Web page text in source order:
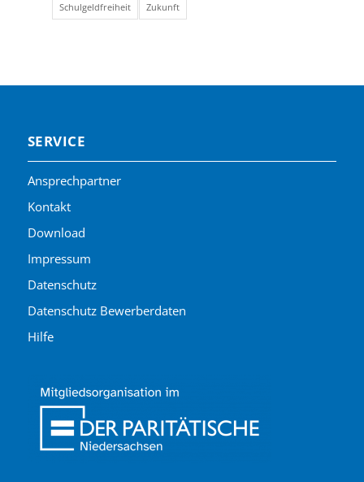
Schulgeldfreiheit Zukunft
SERVICE
Ansprechpartner
Kontakt
Download
Impressum
Datenschutz
Datenschutz Bewerberdaten
Hilfe